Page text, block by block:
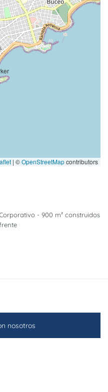
| ©OpenStreetMapcontributors
- 900 m² construidos
nosotros